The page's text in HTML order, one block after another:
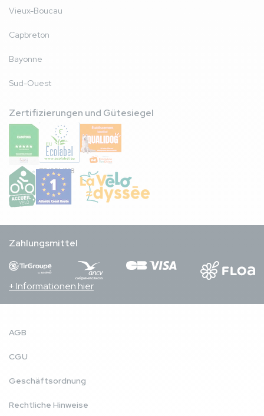
Vieux-Boucau
Capbreton
Bayonne
Sud-Ouest
Zertifizierungen und Gütesiegel
FR/051/018
Zahlungsmittel
+ Informationen hier
AGB
CGU
Geschäftsordnung
Rechtliche Hinweise